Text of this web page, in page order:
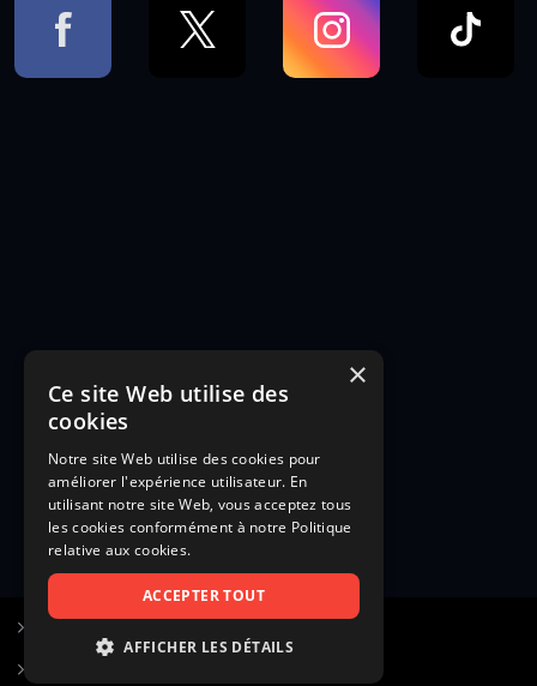
×
Ce site Web utilise des
cookies
Notre site Web utilise des cookies pour
améliorer l'expérience utilisateur. En
utilisant notre site Web, vous acceptez tous
les cookies conformément à notre Politique
relative aux cookies.
ACCEPTER TOUT
AFFICHER LES DÉTAILS